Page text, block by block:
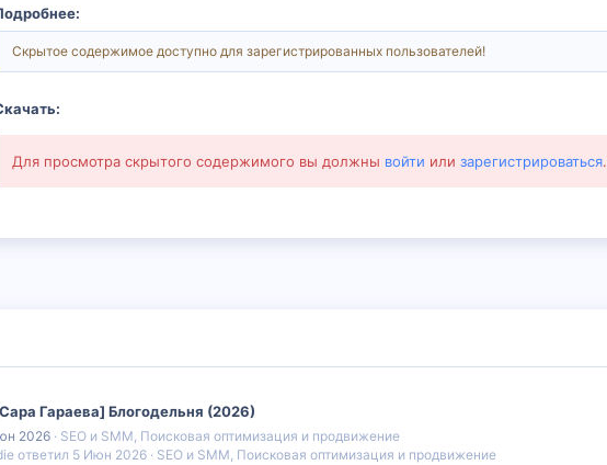
Скрытое содержимое доступно для зарегистрированных пользователей!
Для просмотра скрытого содержимого вы должны войти или зарегистрироваться.
Гараева] Блогодельня (2026)
2026
SEO и SMM, Поисковая оптимизация и продвижение
SEO и SMM, Поисковая оптимизация и продвижение
5 Июн 2026